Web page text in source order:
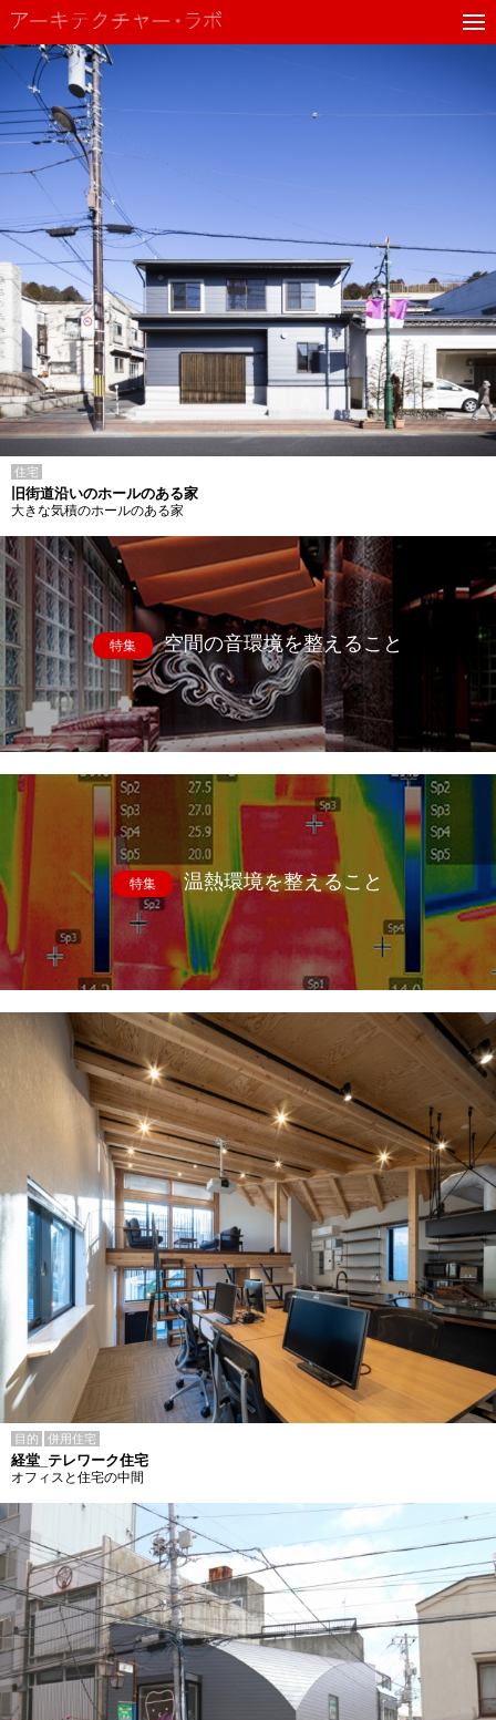
住宅
旧街道沿いのホールのある家
大きな気積のホールのある家
特集 空間の音環境を整えること
特集 温熱環境を整えること
目的 併用住宅
経堂_テレワーク住宅
オフィスと住宅の中間